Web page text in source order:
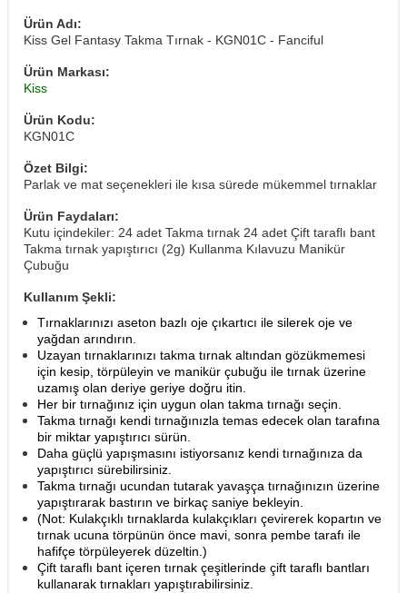
Ürün Adı:
Kiss Gel Fantasy Takma Tırnak - KGN01C - Fanciful
Ürün Markası:
Kiss
Ürün Kodu:
KGN01C
Özet Bilgi:
Parlak ve mat seçenekleri ile kısa sürede mükemmel tırnaklar
Ürün Faydaları:
Kutu içindekiler: 24 adet Takma tırnak 24 adet Çift taraflı bant
Takma tırnak yapıştırıcı (2g) Kullanma Kılavuzu Manikür
Çubuğu
Kullanım Şekli:
Tırnaklarınızı aseton bazlı oje çıkartıcı ile silerek oje ve
yağdan arındırın.
Uzayan tırnaklarınızı takma tırnak altından gözükmemesi
için kesip, törpüleyin ve manikür çubuğu ile tırnak üzerine
uzamış olan deriye geriye doğru itin.
Her bir tırnağınız için uygun olan takma tırnağı seçin.
Takma tırnağı kendi tırnağınızla temas edecek olan tarafına
bir miktar yapıştırıcı sürün.
Daha güçlü yapışmasını istiyorsanız kendi tırnağınıza da
yapıştırıcı sürebilirsiniz.
Takma tırnağı ucundan tutarak yavaşça tırnağınızın üzerine
yapıştırarak bastırın ve birkaç saniye bekleyin.
(Not: Kulakçıklı tırnaklarda kulakçıkları çevirerek kopartın ve
tırnak ucuna törpünün önce mavi, sonra pembe tarafı ile
hafifçe törpüleyerek düzeltin.)
Çift taraflı bant içeren tırnak çeşitlerinde çift taraflı bantları
kullanarak tırnakları yapıştırabilirsiniz.